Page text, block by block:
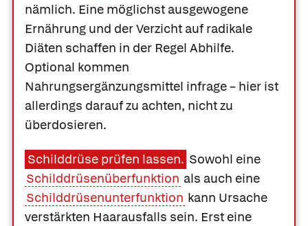
nämlich. Eine möglichst ausgewogene
Ernährung und der Verzicht auf radikale
Diäten schaffen in der Regel Abhilfe.
Optional kommen
Nahrungsergänzungsmittel infrage – hier ist
allerdings darauf zu achten, nicht zu
überdosieren.
Schilddrüse prüfen lassen. Sowohl eine
Schilddrüsenüberfunktion als auch eine
Schilddrüsenunterfunktion kann Ursache
verstärkten Haarausfalls sein. Erst eine